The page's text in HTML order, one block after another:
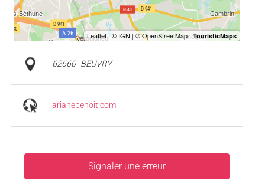
62660 BEUVRY
arianebenoit.com
Signaler une erreur